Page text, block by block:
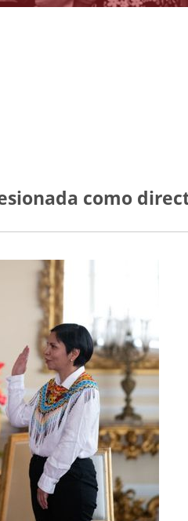
como